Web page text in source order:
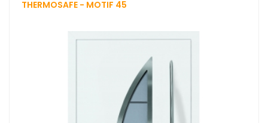
THERMOSAFE - MOTIF 45